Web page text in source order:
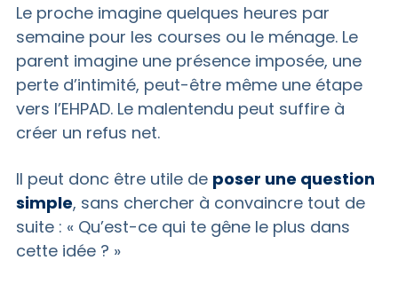
Le proche imagine quelques heures par
semaine pour les courses ou le ménage. Le
parent imagine une présence imposée, une
perte d’intimité, peut-être même une étape
vers l’EHPAD. Le malentendu peut suffire à
créer un refus net.
Il peut donc être utile de poser une question
simple, sans chercher à convaincre tout de
suite : « Qu’est-ce qui te gêne le plus dans
cette idée ? »